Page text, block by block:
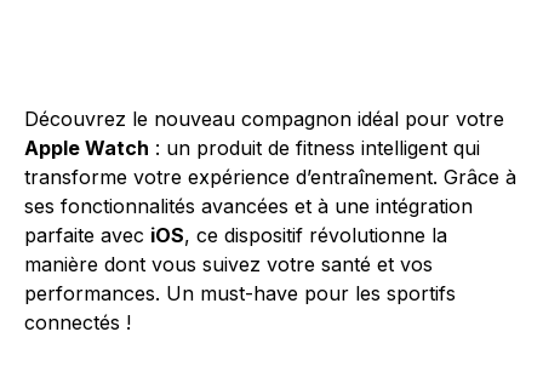
Découvrez le nouveau compagnon idéal pour votre
Apple Watch : un produit de fitness intelligent qui
transforme votre expérience d’entraînement. Grâce à
ses fonctionnalités avancées et à une intégration
parfaite avec iOS, ce dispositif révolutionne la
manière dont vous suivez votre santé et vos
performances. Un must-have pour les sportifs
connectés !